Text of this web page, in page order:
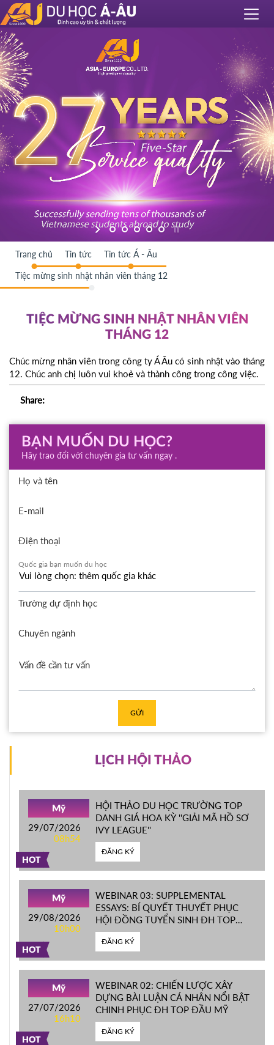
Trang chủ Tin tức Tin tức Á - Âu
Tiệc mừng sinh nhật nhân viên tháng 12
TIỆC MỪNG SINH NHẬT NHÂN VIÊN
THÁNG 12
Chúc mừng nhân viên trong công ty Á Âu có sinh nhật vào tháng
12. Chúc anh chị luôn vui khoẻ và thành công trong công việc.
Share:
BẠN MUỐN DU HỌC?
Hãy trao đổi với chuyên gia tư vấn ngay .
Họ và tên
E-mail
Điện thoại
Quốc gia bạn muốn du học
Trường dự định học
Chuyên ngành
GỬI
LỊCH HỘI THẢO
HOT
Mỹ
29/07/2026
08h54
HỘI THẢO DU HỌC TRƯỜNG TOP
DANH GIÁ HOA KỲ ''GIẢI MÃ HỒ SƠ
IVY LEAGUE''
ĐĂNG KÝ
HOT
Mỹ
29/08/2026
10h00
WEBINAR 03: SUPPLEMENTAL
ESSAYS: BÍ QUYẾT THUYẾT PHỤC
HỘI ĐỒNG TUYỂN SINH ĐH TOP
ĐẦU MỸ
ĐĂNG KÝ
HOT
Mỹ
27/07/2026
16h10
WEBINAR 02: CHIẾN LƯỢC XÂY
DỰNG BÀI LUẬN CÁ NHÂN NỔI BẬT
CHINH PHỤC ĐH TOP ĐẦU MỸ
ĐĂNG KÝ